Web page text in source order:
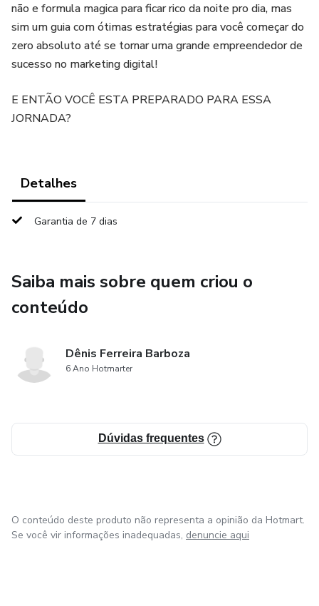
não e formula magica para ficar rico da noite pro dia, mas
sim um guia com ótimas estratégias para você começar do
zero absoluto até se tornar uma grande empreendedor de
sucesso no marketing digital!
E ENTÃO VOCÊ ESTA PREPARADO PARA ESSA
JORNADA?
Detalhes
Garantia de 7 dias
Saiba mais sobre quem criou o
conteúdo
Dênis Ferreira Barboza
6 Ano Hotmarter
Dúvidas frequentes
O conteúdo deste produto não representa a opinião da Hotmart.
Se você vir informações inadequadas, denuncie aqui